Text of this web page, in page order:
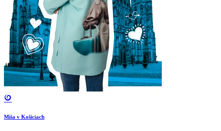
Miša v Košiciach